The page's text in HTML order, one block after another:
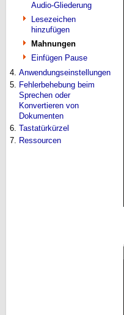
Audio-Gliederung
Lesezeichen
hinzufügen
Mahnungen
Einfügen Pause
4. Anwendungseinstellungen
5. Fehlerbehebung beim
Sprechen oder
Konvertieren von
Dokumenten
6. Tastatürkürzel
7. Ressourcen